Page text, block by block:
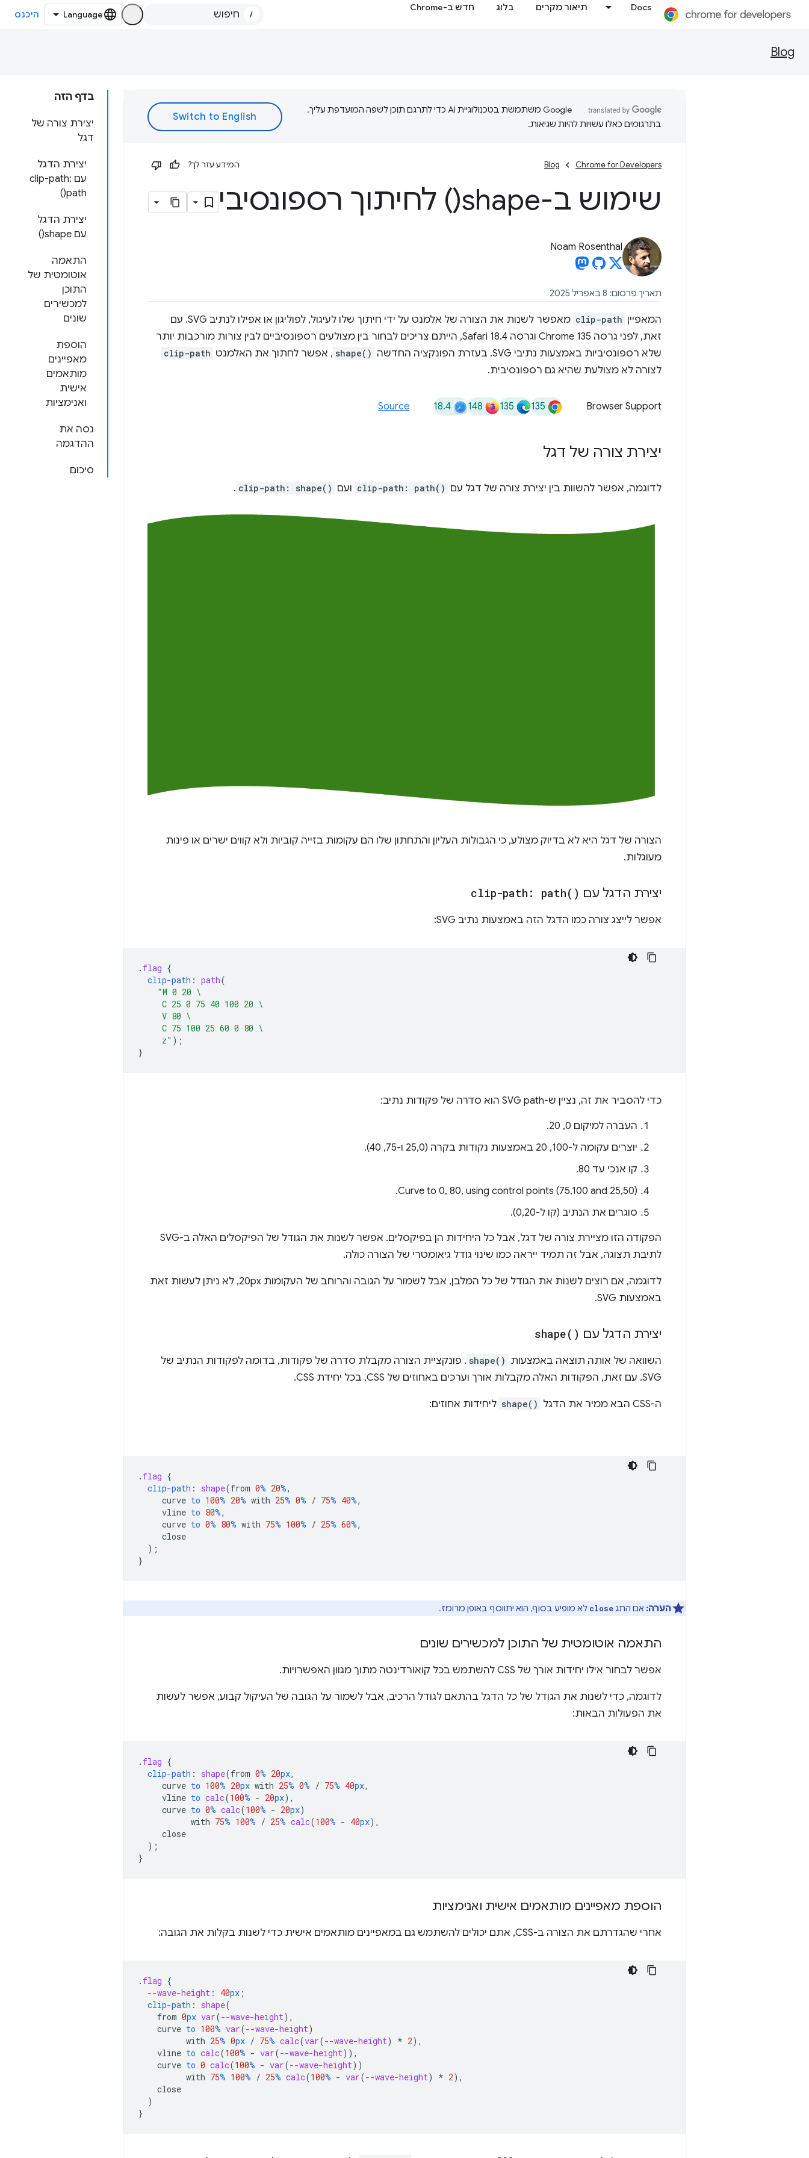
Docs תיאור מקרים בלוג חדש ב-Chrome
/ היכנס
Blog
בדף הזה
יצירת צורה של
דגל
יצירת הדגל
עם clip-path:
path()
יצירת הדגל
עם shape()
התאמה
אוטומטית של
התוכן
למכשירים
שונים
הוספת
מאפיינים
מותאמים
אישית
ואנימציות
נסה את
ההדגמה
סיכום
‫Google משתמשת בטכנולוגיית AI כדי לתרגם תוכן לשפה המועדפת עליך.
בתרגומים כאלו עשויות להיות שגיאות.
Chrome for Developers
Blog המידע עזר לך?
שימוש ב-shape( ) לחיתוך רספונסיבי
Noam Rosenthal
תאריך פרסום: 8 באפריל 2025
המאפיין clip-path
מאפשר לשנות את הצורה של אלמנט על ידי חיתוך שלו לעיגול, לפוליגון או אפילו לנתיב SVG. עם
זאת, לפני גרסה Chrome 135 וגרסה Safari 18.4, הייתם צריכים לבחור בין מצולעים רספונסיביים לבין צורות מורכבות יותר
שלא רספונסיביות באמצעות נתיבי SVG. בעזרת הפונקציה החדשה
shape() , אפשר לחתוך את האלמנט clip-path
לצורה לא מצולעת שהיא גם רספונסיבית.
Browser Support
135
135
148
18.4
Source
יצירת צורה של דגל
לדוגמה, אפשר להשוות בין יצירת צורה של דגל עם clip-path: path() ועם clip-path: shape()
.
הצורה של דגל היא לא בדיוק מצולע, כי הגבולות העליון והתחתון שלו הם עקומות בזייה קוביות ולא קווים ישרים או פינות
מעוגלות.
יצירת הדגל עם clip-path: path( )
אפשר לייצג צורה כמו הדגל הזה באמצעות נתיב SVG:
. flag {
clip-path : path(
"M 0 20 \
     C 25 0 75 40 100 20 \
     V 80 \
     C 75 100 25 60 0 80 \
     z"
);
}
כדי להסביר את זה, נציין ש-SVG path הוא סדרה של פקודות נתיב:
העברה למיקום 0, 20.
יוצרים עקומה ל-100, 20 באמצעות נקודות בקרה (25,0 ו-75, 40).
קו אנכי עד 80.
‫Curve to 0, 80, using control points (75,100 and 25,50).
סוגרים את הנתיב (קו ל-0,20).
הפקודה הזו מציירת צורה של דגל, אבל כל היחידות הן בפיקסלים. אפשר לשנות את הגודל של הפיקסלים האלה ב-SVG
לתיבת תצוגה, אבל זה תמיד ייראה כמו שינוי גודל גיאומטרי של הצורה כולה.
לדוגמה, אם רוצים לשנות את הגודל של כל המלבן, אבל לשמור על הגובה והרוחב של העקומות 20px, לא ניתן לעשות זאת
באמצעות SVG.
יצירת הדגל עם shape( )
השוואה של אותה תוצאה באמצעות shape() . פונקציית הצורה מקבלת סדרה של פקודות, בדומה לפקודות הנתיב של
SVG. עם זאת, הפקודות האלה מקבלות אורך וערכים באחוזים של CSS, בכל יחידת CSS.
ה-CSS הבא ממיר את הדגל shape() ליחידות אחוזים:
. flag {
clip-path : shape(from 0% 20%,
curve to 100% 20% with 25% 0% / 75% 40%,
vline to 80%,
curve to 0% 80% with 75% 100% / 25% 60%,
close
);
}
הערה: אם התגclose לא מופיע בסוף, הוא יתווסף באופן מרומז.
התאמה אוטומטית של התוכן למכשירים שונים
אפשר לבחור אילו יחידות אורך של CSS להשתמש בכל קואורדינטה מתוך מגוון האפשרויות.
לדוגמה, כדי לשנות את הגודל של כל הדגל בהתאם לגודל הרכיב, אבל לשמור על הגובה של העיקול קבוע, אפשר לעשות
את הפעולות הבאות:
. flag {
clip-path : shape(from 0% 20px,
curve to 100% 20px with 25% 0% / 75% 40px,
vline to calc(100% - 20px),
curve to 0% calc(100% - 20px)
with 75% 100% / 25% calc(100% - 40px),
close
);
}
הוספת מאפיינים מותאמים אישית ואנימציות
אחרי שהגדרתם את הצורה ב-CSS, אתם יכולים להשתמש גם במאפיינים מותאמים אישית כדי לשנות בקלות את הגובה:
. flag {
--wave-height : 40px ;
clip-path : shape(
from 0px var(--wave-height),
curve to 100% var(--wave-height)
with 25% 0px / 75% calc(var(--wave-height) * 2),
vline to calc(100% - var(--wave-height)),
curve to 0 calc(100% - var(--wave-height))
with 75% 100% / 25% calc(100% - var(--wave-height) * 2),
close
)
}